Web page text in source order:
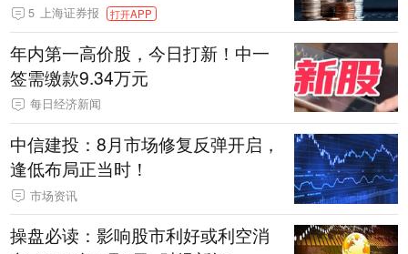
5 上海证券报 打开APP
年内第一高价股，今日打新！中一
签需缴款9.34万元
每日经济新闻
中信建投：8月市场修复反弹开启，
逢低布局正当时！
市场资讯
操盘必读：影响股市利好或利空消